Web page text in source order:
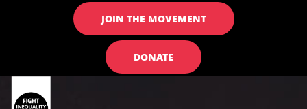
JOIN THE MOVEMENT
DONATE